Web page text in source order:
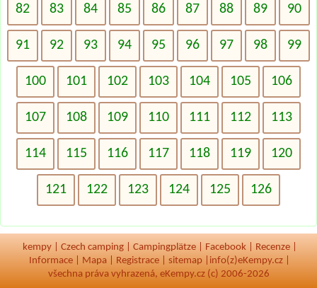
82 83 84 85 86 87 88 89 90
91 92 93 94 95 96 97 98 99
100 101 102 103 104 105 106
107 108 109 110 111 112 113
114 115 116 117 118 119 120
121 122 123 124 125 126
kempy Czech camping Campingplätze Facebook Recenze
Informace
Mapa Registrace sitemap
info(z)eKempy.cz |
všechna práva vyhrazená, eKempy.cz (c) 2006-2026